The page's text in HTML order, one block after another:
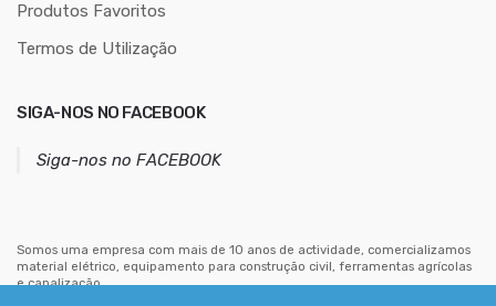
e
e
i
Produtos Favoritos
Termos de Utilização
SIGA-NOS NO FACEBOOK
Siga-nos no FACEBOOK
Somos uma empresa com mais de 10 anos de actividade, comercializamos
material elétrico, equipamento para construção civil, ferramentas agrícolas
e canalização.